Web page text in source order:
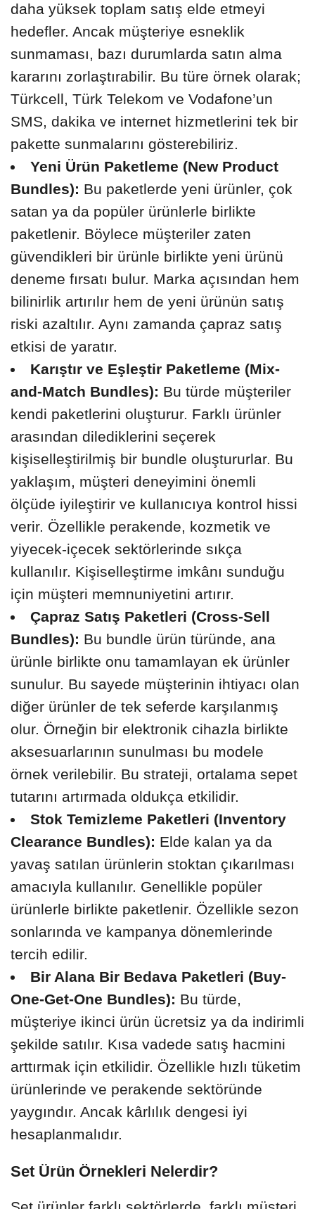
daha yüksek toplam satış elde etmeyi
hedefler. Ancak müşteriye esneklik
sunmaması, bazı durumlarda satın alma
kararını zorlaştırabilir. Bu türe örnek olarak;
Türkcell, Türk Telekom ve Vodafone’un
SMS, dakika ve internet hizmetlerini tek bir
pakette sunmalarını gösterebiliriz.
Yeni Ürün Paketleme (New Product
Bundles): Bu paketlerde yeni ürünler, çok
satan ya da popüler ürünlerle birlikte
paketlenir. Böylece müşteriler zaten
güvendikleri bir ürünle birlikte yeni ürünü
deneme fırsatı bulur. Marka açısından hem
bilinirlik artırılır hem de yeni ürünün satış
riski azaltılır. Aynı zamanda çapraz satış
etkisi de yaratır.
Karıştır ve Eşleştir Paketleme (Mix-
and-Match Bundles): Bu türde müşteriler
kendi paketlerini oluşturur. Farklı ürünler
arasından dilediklerini seçerek
kişiselleştirilmiş bir bundle oluştururlar. Bu
yaklaşım, müşteri deneyimini önemli
ölçüde iyileştirir ve kullanıcıya kontrol hissi
verir. Özellikle perakende, kozmetik ve
yiyecek-içecek sektörlerinde sıkça
kullanılır. Kişiselleştirme imkânı sunduğu
için müşteri memnuniyetini artırır.
Çapraz Satış Paketleri (Cross-Sell
Bundles): Bu bundle ürün türünde, ana
ürünle birlikte onu tamamlayan ek ürünler
sunulur. Bu sayede müşterinin ihtiyacı olan
diğer ürünler de tek seferde karşılanmış
olur. Örneğin bir elektronik cihazla birlikte
aksesuarlarının sunulması bu modele
örnek verilebilir. Bu strateji, ortalama sepet
tutarını artırmada oldukça etkilidir.
Stok Temizleme Paketleri (Inventory
Clearance Bundles): Elde kalan ya da
yavaş satılan ürünlerin stoktan çıkarılması
amacıyla kullanılır. Genellikle popüler
ürünlerle birlikte paketlenir. Özellikle sezon
sonlarında ve kampanya dönemlerinde
tercih edilir.
Bir Alana Bir Bedava Paketleri (Buy-
One-Get-One Bundles): Bu türde,
müşteriye ikinci ürün ücretsiz ya da indirimli
şekilde satılır. Kısa vadede satış hacmini
arttırmak için etkilidir. Özellikle hızlı tüketim
ürünlerinde ve perakende sektöründe
yaygındır. Ancak kârlılık dengesi iyi
hesaplanmalıdır.
Set Ürün Örnekleri Nelerdir?